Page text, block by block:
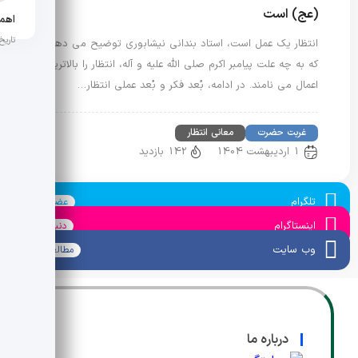
تاریخ
(عج) است
انتظار یک عمل است، استاد بندانی نیشابوری توضیح می دهند
که به چه علت پیامبر اکرم صلی الله علیه و آله، انتظار را بالاترین
اعمال می نامند. در ادامه، بُعد فکر و بُعد عملی انتظار…
غربت حضرت معانی انتظار
1 اردیبهشت 1404 142 بازدید
تلگرام عضو شوید
اینستاگرام دنبال کنید
وب سایت مطالعه کنید
درباره ما